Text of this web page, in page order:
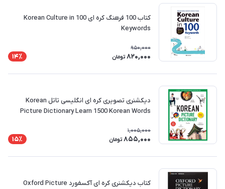
کتاب 100 فرهنگ کره ای Korean Culture in 100
Keywords
950,000
820,000 تومان 14٪
دیکشنری تصویری کره ای انگلیسی تاتل Korean
Picture Dictionary Learn 1500 Korean Words
1,005,000
855,000 تومان 15٪
کتاب دیکشنری کره ای آکسفورد Oxford Picture